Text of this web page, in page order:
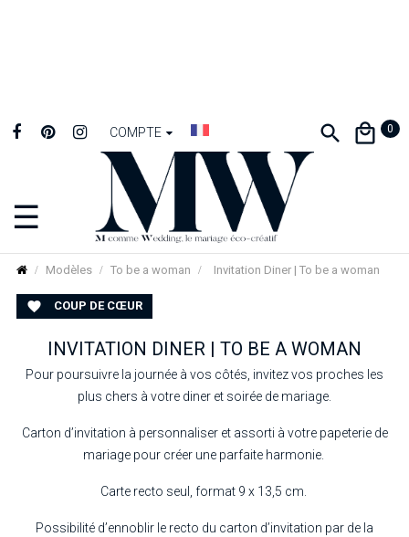
COMPTE 0
Basculer
la
navigation
☰
Modèles To be a woman Invitation Diner | To be a woman
 COUP DE CŒUR
INVITATION DINER | TO BE A WOMAN
Pour poursuivre la journée à vos côtés, invitez vos proches les
plus chers à votre diner et soirée de mariage.
Carton d’invitation à personnaliser et assorti à votre papeterie de
mariage pour créer une parfaite harmonie.
Carte recto seul, format 9 x 13,5 cm.
Possibilité d’ennoblir le recto du carton d’invitation par de la